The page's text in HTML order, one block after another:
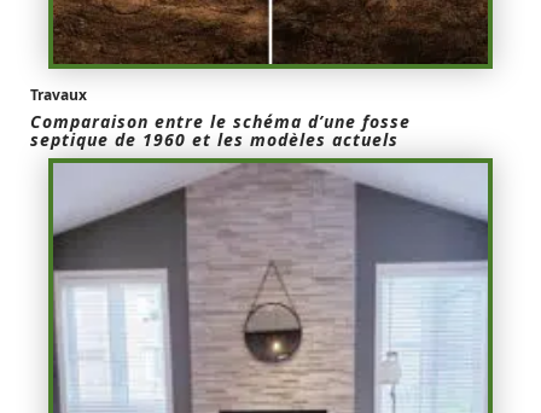
Travaux
Comparaison entre le schéma d’une fosse
septique de 1960 et les modèles actuels